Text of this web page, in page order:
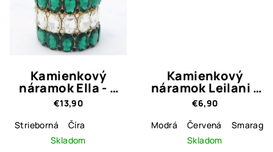
Kamienkový
náramok Ella - 3
farebné varianty
€13,90
Strieborná
Číra
Skladom
Kamienkový
náramok Leilani -
4 farebné varianty
€6,90
Modrá
Červená
Skladom